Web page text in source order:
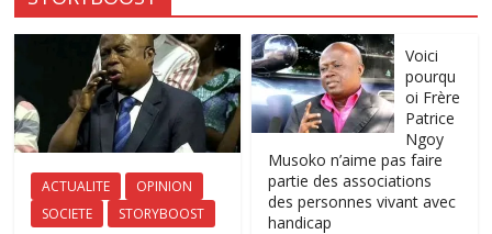
ACTUALITE
OPINION
SOCIETE
STORYBOOST
Voici
pourqu
oi Frère
Patrice
Ngoy
Musoko n’aime pas faire
partie des associations
des personnes vivant avec
handicap